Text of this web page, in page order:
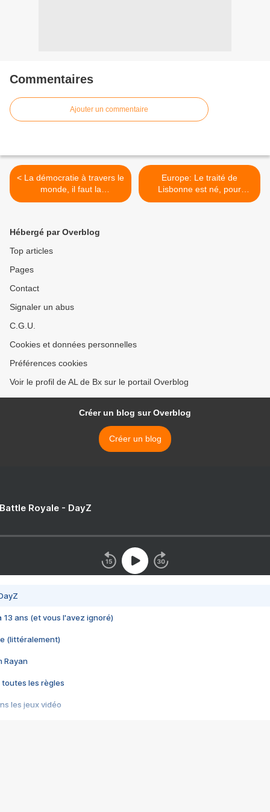
Commentaires
Ajouter un commentaire
< La démocratie à travers le
monde, il faut la
promouvoir.
Europe: Le traité de
Lisbonne est né, pour
combien de temps? >
Hébergé par Overblog
Top articles
Pages
Contact
Signaler un abus
C.G.U.
Cookies et données personnelles
Préférences cookies
Voir le profil de AL de Bx sur le portail Overblog
Créer un blog sur Overblog
Créer un blog
Royale - DayZ
13 ans (et vous l'avez ignoré)
(littéralement)
Rayan
toutes les règles
les jeux vidéo